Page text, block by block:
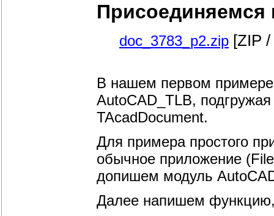
Присоединяемся
doc_3783_p2.zip [ZIP
В нашем первом примере
AutoCAD_TLB,
TAcadDocument.
Для примера простого
обычное приложение
допишем модуль
Далее напишем функцию,